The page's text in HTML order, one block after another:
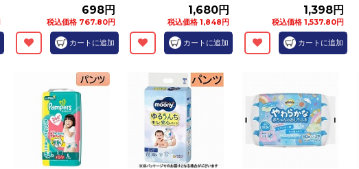
698円
税込価格 767.80円
カートに追加
1,680円
税込価格 1,848円
カートに追加
1,398円
税込価格 1,537.80円
カートに追加